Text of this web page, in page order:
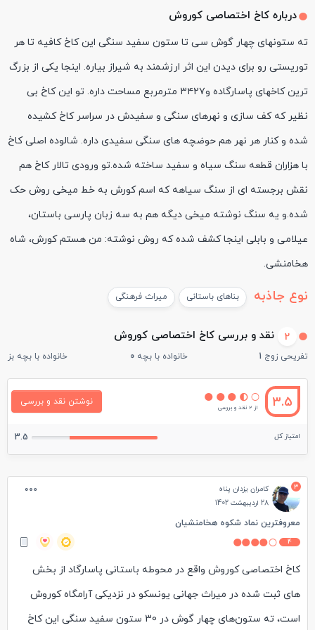
درباره کاخ اختصاصی کوروش
ته ستونهای چهار گوش سی تا ستون سفید سنگی این کاخ کافیه تا هر
توریستی رو برای دیدن این اثر ارزشمند به شیراز بیاره. اینجا یکی از بزرگ
ترین کاخهای پاسارگاده و۳۴۲۷ مترمربع مساحت داره. تو این کاخ بی
نظیر که کف سازی و نهرهای سنگی و سفیدش در سراسر کاخ کشیده
شده و کنار هر نهر هم حوضچه های سنگی سفیدی داره. شالوده اصلی کاخ
با هزاران قطعه سنگ سیاه و سفید ساخته شده.تو ورودی تالار کاخ هم
نقش برجسته ای از سنگ سیاهه که اسم کورش به خط میخی روش حک
شده.و یه سنگ نوشته میخی دیگه هم به سه زبان پارسی باستان،
عیلامی و بابلی اینجا کشف شده که روش نوشته: من هستم کورش، شاه
هخامنشی.
نوع جاذبه بناهای باستانی میراث فرهنگی
2 نقد و بررسی کاخ اختصاصی کوروش
تفریحی زوج 1 خانواده با بچه 0 خانواده با بچه
3.5 از 2 نقد و بررسی
نوشتن نقد و بررسی
امتیاز کل 3.5
3
کامران یزدان پناه
28 اردیبهشت 1402
معروفترین نماد شکوه هخامنشیان
4
کاخ اختصاصی کوروش واقع در محوطه باستانی پاسارگاد از بخش
های ثبت شده در میراث جهانی یونسکو در نزدیکی آرامگاه کوروش
است، ته ستون‌های چهار گوش در 30 ستون سفید سنگی این کاخ